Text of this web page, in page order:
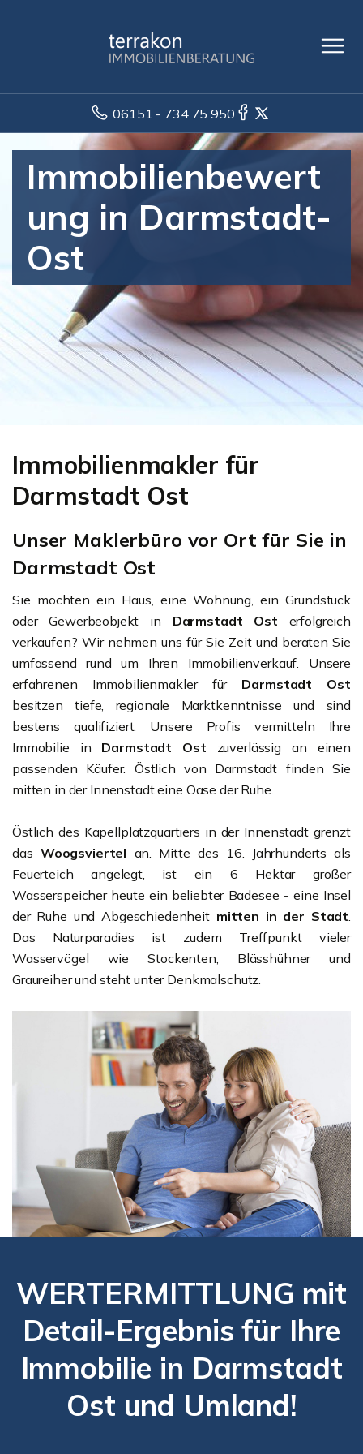
06151 - 734 75 950
Immobilienbewert
ung in Darmstadt-
Ost
Immobilienmakler für
Darmstadt Ost
Unser Maklerbüro vor Ort für Sie in
Darmstadt Ost
Sie möchten ein Haus, eine Wohnung, ein Grundstück
oder Gewerbeobjekt in Darmstadt Ost erfolgreich
verkaufen? Wir nehmen uns für Sie Zeit und beraten Sie
umfassend rund um Ihren Immobilienverkauf. Unsere
erfahrenen Immobilienmakler für Darmstadt Ost
besitzen tiefe, regionale Marktkenntnisse und sind
bestens qualifiziert. Unsere Profis vermitteln Ihre
Immobilie in Darmstadt Ost zuverlässig an einen
passenden Käufer. Östlich von Darmstadt finden Sie
mitten in der Innenstadt eine Oase der Ruhe.
Östlich des Kapellplatzquartiers in der Innenstadt grenzt
das Woogsviertel an. Mitte des 16. Jahrhunderts als
Feuerteich angelegt, ist ein 6 Hektar großer
Wasserspeicher heute ein beliebter Badesee - eine Insel
der Ruhe und Abgeschiedenheitmitten in der Stadt.
Das Naturparadies ist zudem Treffpunkt vieler
Wasservögel wie Stockenten, Blässhühner und
Graureiher und steht unter Denkmalschutz.
WERTERMITTLUNG mit
Detail-Ergebnis für Ihre
Immobilie in Darmstadt
Ost und Umland!